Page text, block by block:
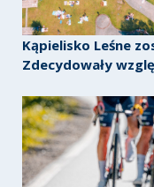
Kąpielisko Leśne
Zdecydowały